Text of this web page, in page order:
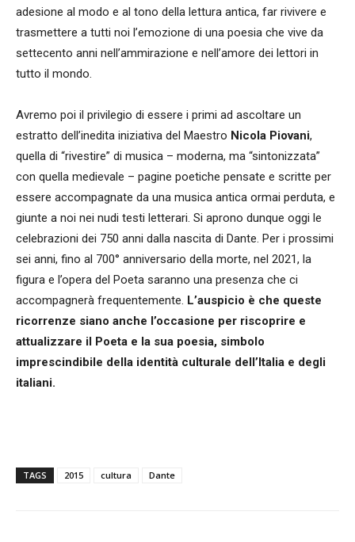
adesione al modo e al tono della lettura antica, far rivivere e
trasmettere a tutti noi l’emozione di una poesia che vive da
settecento anni nell’ammirazione e nell’amore dei lettori in
tutto il mondo.
Avremo poi il privilegio di essere i primi ad ascoltare un
estratto dell’inedita iniziativa del Maestro Nicola Piovani,
quella di “rivestire” di musica – moderna, ma “sintonizzata”
con quella medievale – pagine poetiche pensate e scritte per
essere accompagnate da una musica antica ormai perduta, e
giunte a noi nei nudi testi letterari. Si aprono dunque oggi le
celebrazioni dei 750 anni dalla nascita di Dante. Per i prossimi
sei anni, fino al 700° anniversario della morte, nel 2021, la
figura e l’opera del Poeta saranno una presenza che ci
accompagnerà frequentemente. L’auspicio è che queste
ricorrenze siano anche l’occasione per riscoprire e
attualizzare il Poeta e la sua poesia, simbolo
imprescindibile della identità culturale dell’Italia e degli
italiani.
TAGS 2015 cultura Dante